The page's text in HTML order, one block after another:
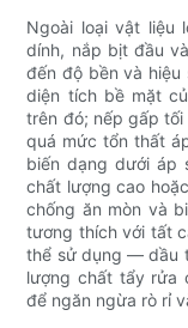
Ngoài loại vật liệu
dính, nắp bịt đầu
đến độ bền và hiệu
diện tích bề mặt
trên đó; nếp gấp
quá mức tổn thất
biến dạng dưới áp
chất lượng cao
chống ăn mòn và
tương thích với tất
thể sử dụng — dầu
lượng chất tẩy rửa
để ngăn ngừa rò rỉ